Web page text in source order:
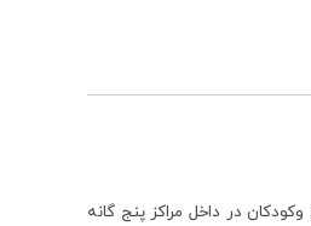
در داخل مراکز پنج گانه